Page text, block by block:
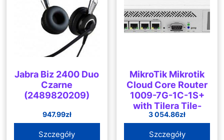
Jabra Biz 2400 Duo
Czarne
(2489820209)
947.99zł
Szczegóły
MikroTik Mikrotik
Cloud Core Router
1009-7G-1C-1S+
with Tilera Tile-
Gx9 CPU
3 054.86zł
Szczegóły